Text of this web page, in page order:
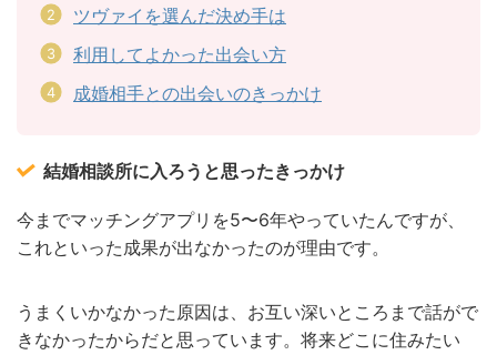
ツヴァイを選んだ決め手は
利用してよかった出会い方
成婚相手との出会いのきっかけ
結婚相談所に入ろうと思ったきっかけ
今までマッチングアプリを5〜6年やっていたんですが、
これといった成果が出なかったのが理由です。
うまくいかなかった原因は、お互い深いところまで話がで
きなかったからだと思っています。将来どこに住みたい